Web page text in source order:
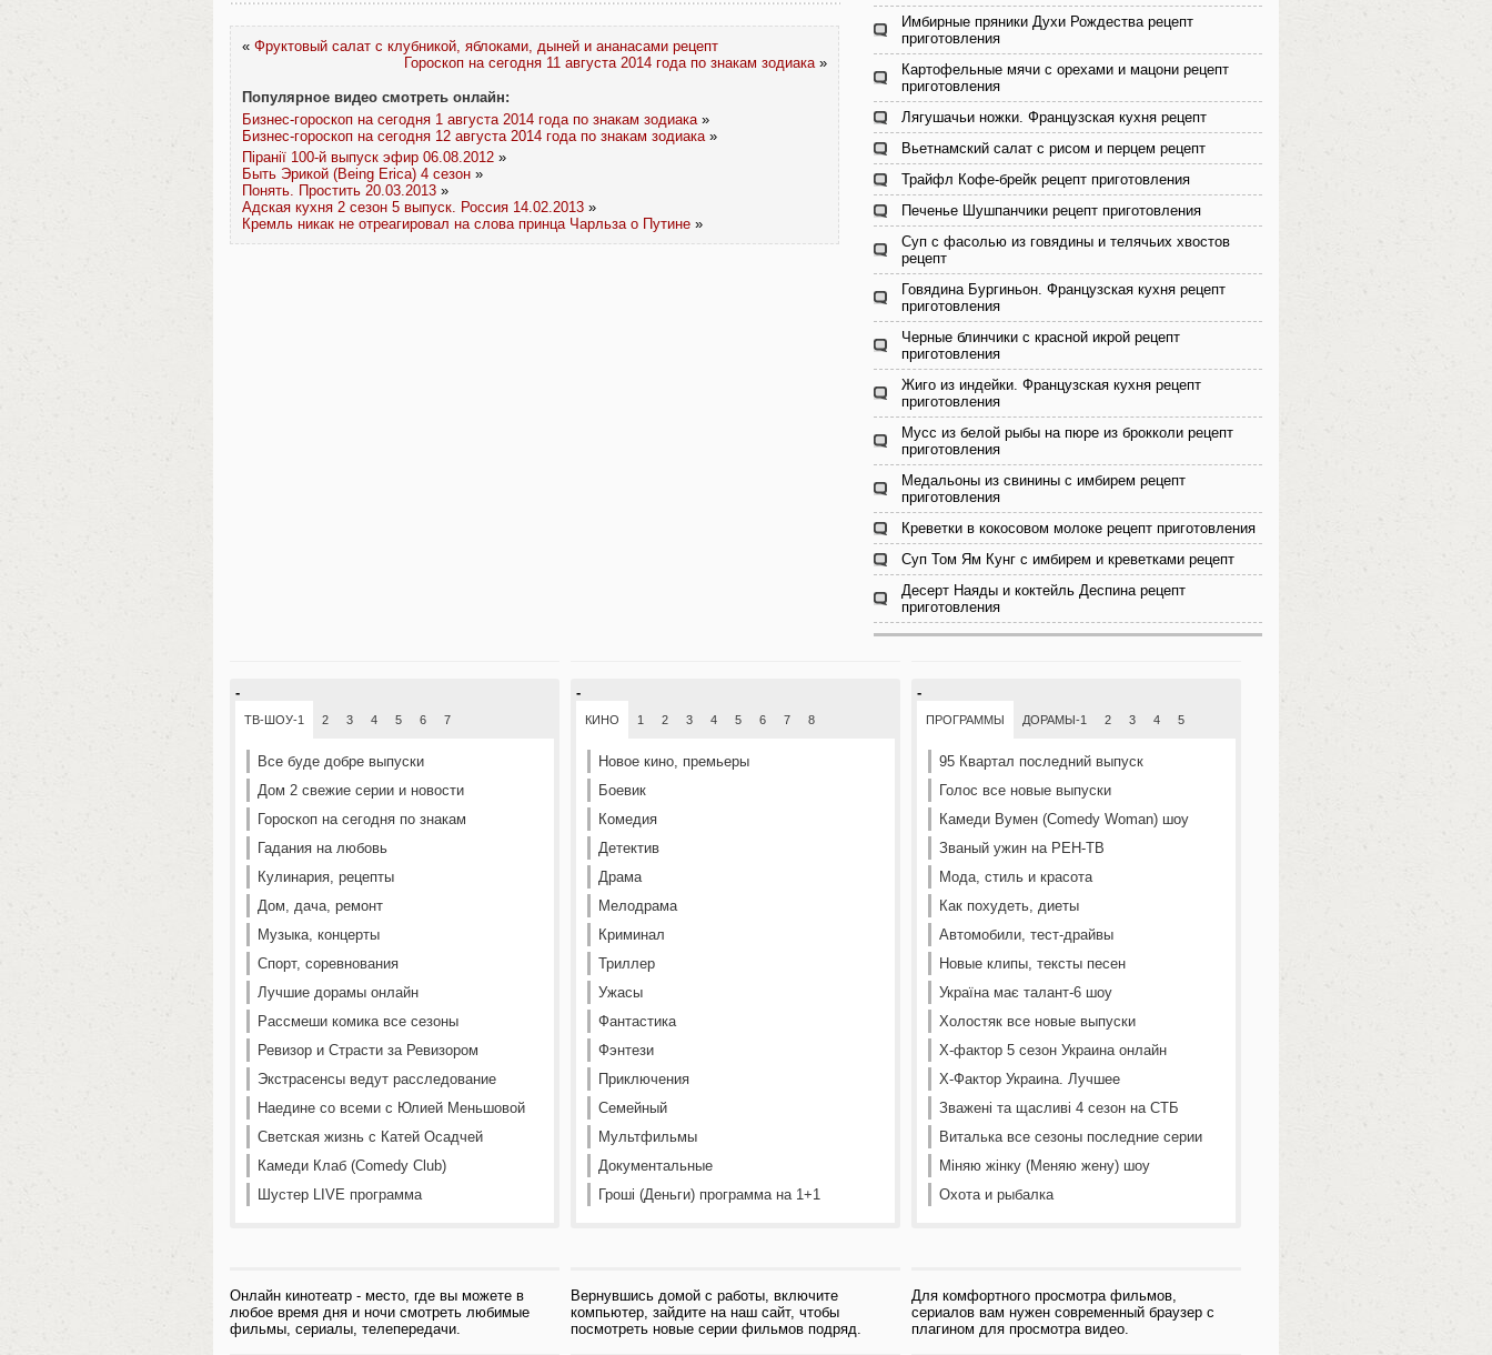
« Фруктовый салат с клубникой, яблоками, дыней и ананасами рецепт
Гороскоп на сегодня 11 августа 2014 года по знакам зодиака»
Популярное видео смотреть онлайн:
Бизнес-гороскоп на сегодня 1 августа 2014 года по знакам зодиака»
Бизнес-гороскоп на сегодня 12 августа 2014 года по знакам зодиака»
Піранії 100-й выпуск эфир 06.08.2012 »
Быть Эрикой (Being Erica) 4 сезон »
Понять. Простить 20.03.2013 »
Адская кухня 2 сезон 5 выпуск. Россия 14.02.2013 »
Кремль никак не отреагировал на слова принца Чарльза о Путине »
Имбирные пряники Духи Рождества рецепт
приготовления
Картофельные мячи с орехами и мацони рецепт
приготовления
Лягушачьи ножки. Французская кухня рецепт
Вьетнамский салат с рисом и перцем рецепт
Трайфл Кофе-брейк рецепт приготовления
Печенье Шушпанчики рецепт приготовления
Суп с фасолью из говядины и телячьих хвостов
рецепт
Говядина Бургиньон. Французская кухня рецепт
приготовления
Черные блинчики с красной икрой рецепт
приготовления
Жиго из индейки. Французская кухня рецепт
приготовления
Мусс из белой рыбы на пюре из брокколи рецепт
приготовления
Медальоны из свинины с имбирем рецепт
приготовления
Креветки в кокосовом молоке рецепт приготовления
Суп Том Ям Кунг с имбирем и креветками рецепт
Десерт Наяды и коктейль Деспина рецепт
приготовления
-
ТВ-ШОУ-1 2 3 4 5 6 7
Все буде добре выпуски
Дом 2 свежие серии и новости
Гороскоп на сегодня по знакам
Гадания на любовь
Кулинария, рецепты
Дом, дача, ремонт
Музыка, концерты
Спорт, соревнования
Лучшие дорамы онлайн
Рассмеши комика все сезоны
Ревизор и Страсти за Ревизором
Экстрасенсы ведут расследование
Наедине со всеми с Юлией Меньшовой
Светская жизнь с Катей Осадчей
Камеди Клаб (Comedy Club)
Шустер LIVE программа
Онлайн кинотеатр - место, где вы можете в
любое время дня и ночи смотреть любимые
фильмы, сериалы, телепередачи.
-
КИНО 1 2 3 4 5 6 7 8
Новое кино, премьеры
Боевик
Комедия
Детектив
Драма
Мелодрама
Криминал
Триллер
Ужасы
Фантастика
Фэнтези
Приключения
Семейный
Мультфильмы
Документальные
Гроші (Деньги) программа на 1+1
Вернувшись домой с работы, включите
компьютер, зайдите на наш сайт, чтобы
посмотреть новые серии фильмов подряд.
-
ПРОГРАММЫ ДОРАМЫ-1 2 3 4 5
95 Квартал последний выпуск
Голос все новые выпуски
Камеди Вумен (Comedy Woman) шоу
Званый ужин на РЕН-ТВ
Мода, стиль и красота
Как похудеть, диеты
Автомобили, тест-драйвы
Новые клипы, тексты песен
Україна має талант-6 шоу
Холостяк все новые выпуски
Х-фактор 5 сезон Украина онлайн
Х-Фактор Украина. Лучшее
Зважені та щасливі 4 сезон на СТБ
Виталька все сезоны последние серии
Міняю жінку (Меняю жену) шоу
Охота и рыбалка
Для комфортного просмотра фильмов,
сериалов вам нужен современный браузер с
плагином для просмотра видео.